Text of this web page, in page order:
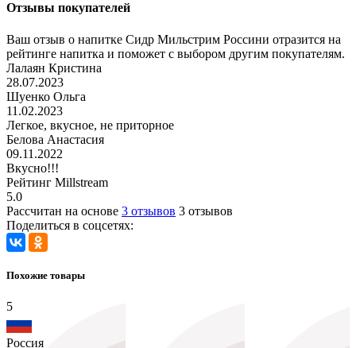
Отзывы покупателей
Ваш отзыв о напитке Сидр Мильстрим Россини отразится на
рейтинге напитка и поможет с выбором другим покупателям.
Лалаян Кристина
28.07.2023
Шуенко Ольга
11.02.2023
Легкое, вкусное, не приторное
Белова Анастасия
09.11.2022
Вкусно!!!
Рейтинг Millstream
5.0
Рассчитан на основе 3 отзывов 3 отзывов
Поделиться в соцсетях:
Похожие товары
5
Россия